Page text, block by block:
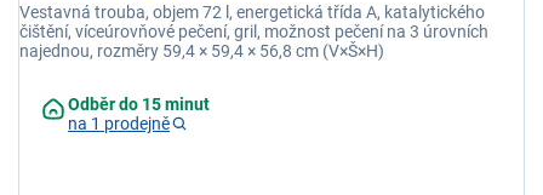
Vestavná trouba, objem 72 l, energetická třída A, katalytického
čištění, víceúrovňové pečení, gril, možnost pečení na 3 úrovních
najednou, rozměry 59,4 × 59,4 × 56,8 cm (V×Š×H)
Odběr do 15 minut
na 1 prodejně